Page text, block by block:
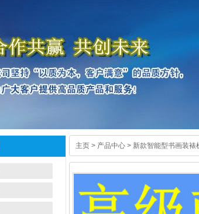
主页 > 产品中心 > 新款智能型书画装裱